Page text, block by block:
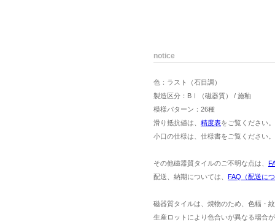
notice
色：ラスト（石目調）
製造区分：BⅠ（磁器質） / 施釉
模様パターン：26種
滑り抵抗値は、 精度表をご覧ください。
小口の仕様は、仕様書をご覧ください。
その他磁器質タイルのご不明な点は、
配送、納期については、 FAQ（配送に
磁器質タイルは、焼物のため、色幅・
生産ロットにより色合いが異なる場合